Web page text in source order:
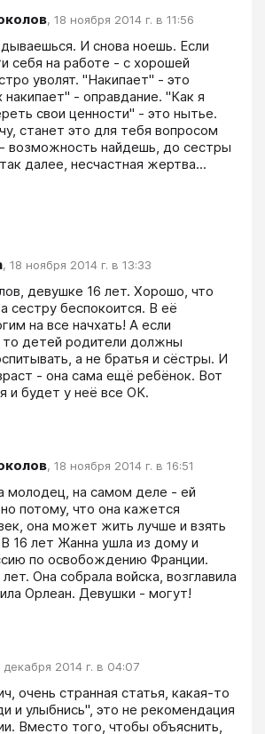
, 18 ноября 2014 г. в 11:56
И снова ноешь. Если
себя на работе - с хорошей
уволят. "Накипает" - это
накипает" - оправдание. "Как я
свои ценности" - это нытье.
станет это для тебя вопросом
возможность найдешь, до сестры
далее, несчастная жертва...
, 18 ноября 2014 г. в 13:33
девушке 16 лет. Хорошо, что
сестру беспокоится. В её
на все начхать! А если
то детей родители должны
а не братья и сёстры. И
- она сама ещё ребёнок. Вот
и будет у неё все ОК.
, 18 ноября 2014 г. в 16:51
молодец, на самом деле - ей
потому, что она кажется
она может жить лучше и взять
16 лет Жанна ушла из дому и
по освобождению Франции.
Она собрала войска, возглавила
Орлеан. Девушки - могут!
декабря 2014 г. в 04:07
очень странная статья, какая-то
и улыбнись", это не рекомендация
Вместо того, чтобы объяснить,